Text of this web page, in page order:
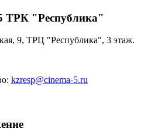
ТРК "Республика"
9, ТРЦ "Республика", 3 этаж.
kzresp@cinema-5.ru